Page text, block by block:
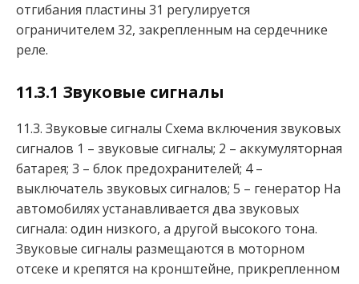
отгибания пластины 31 регулируется
ограничителем 32, закрепленным на сердечнике
реле.
11.3.1 Звуковые сигналы
11.3. Звуковые сигналы Схема включения звуковых
сигналов 1 – звуковые сигналы; 2 – аккумуляторная
батарея; 3 – блок предохранителей; 4 –
выключатель звуковых сигналов; 5 – генератор На
автомобилях устанавливается два звуковых
сигнала: один низкого, а другой высокого тона.
Звуковые сигналы размещаются в моторном
отсеке и крепятся на кронштейне, прикрепленном